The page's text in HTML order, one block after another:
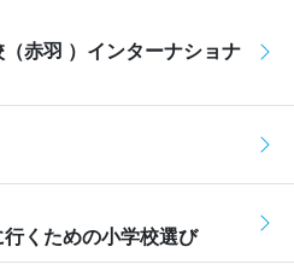
赤羽 ）インターナショナ
くための小学校選び